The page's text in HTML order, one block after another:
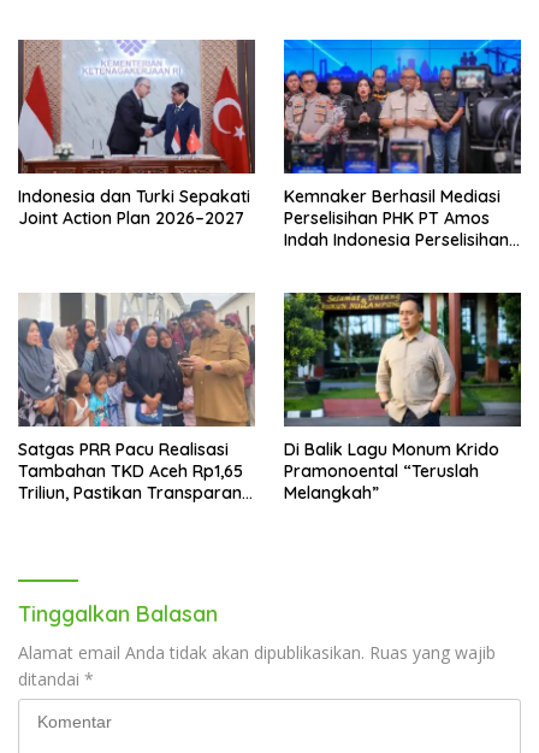
Indonesia dan Turki Sepakati
Joint Action Plan 2026–2027
Kemnaker Berhasil Mediasi
Perselisihan PHK PT Amos
Indah Indonesia Perselisihan
Satgas PRR Pacu Realisasi
Tambahan TKD Aceh Rp1,65
Triliun, Pastikan Transparan
Di Balik Lagu Monum Krido
Pramonoental “Teruslah
Melangkah”
Tinggalkan Balasan
Alamat email Anda tidak akan dipublikasikan. Ruas yang wajib
ditandai *